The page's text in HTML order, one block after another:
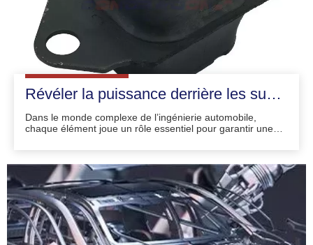
Révéler la puissance derrière les supports de moteur NISSAN : exploration des versions 11220-1HA0B et 11360-ED000
Dans le monde complexe de l’ingénierie automobile,
chaque élément joue un rôle essentiel pour garantir une
moteur.Parmi la diversité disponible sur le marché, les
installations de moteur NISSAN se distinguent par leur